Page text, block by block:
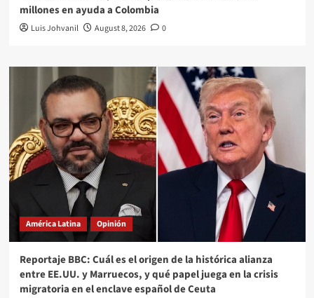
millones en ayuda a Colombia
Luis Johvanil August 8, 2026 0
América Latina Opinión
Reportaje BBC: Cuál es el origen de la histórica alianza
entre EE.UU. y Marruecos, y qué papel juega en la crisis
migratoria en el enclave español de Ceuta